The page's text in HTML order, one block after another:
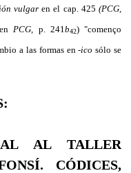
vulgar en el cap. 425 (PCG,
PCG, p. 241 b42) "començo
a las formas en-icosólo se
AL TALLER
CÓDICES,